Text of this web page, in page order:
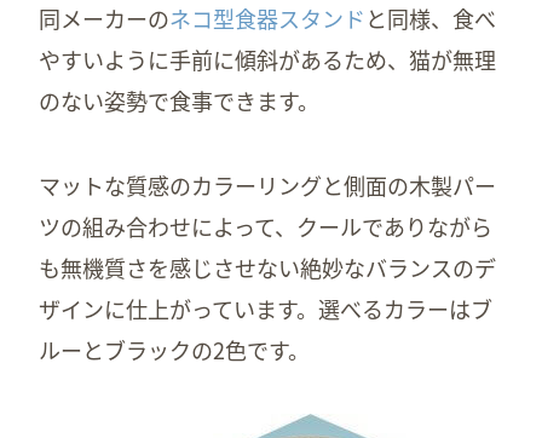
同メーカーのネコ型食器スタンドと同様、食べ
やすいように手前に傾斜があるため、猫が無理
のない姿勢で食事できます。
マットな質感のカラーリングと側面の木製パー
ツの組み合わせによって、クールでありながら
も無機質さを感じさせない絶妙なバランスのデ
ザインに仕上がっています。選べるカラーはブ
ルーとブラックの2色です。